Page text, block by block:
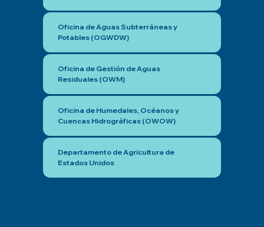
Oficina de Aguas Subterráneas y
Potables (OGWDW)
Oficina de Gestión de Aguas
Residuales (OWM)
Oficina de Humedales, Océanos y
Cuencas Hidrográficas (OWOW)
Departamento de Agricultura de
Estados Unidos